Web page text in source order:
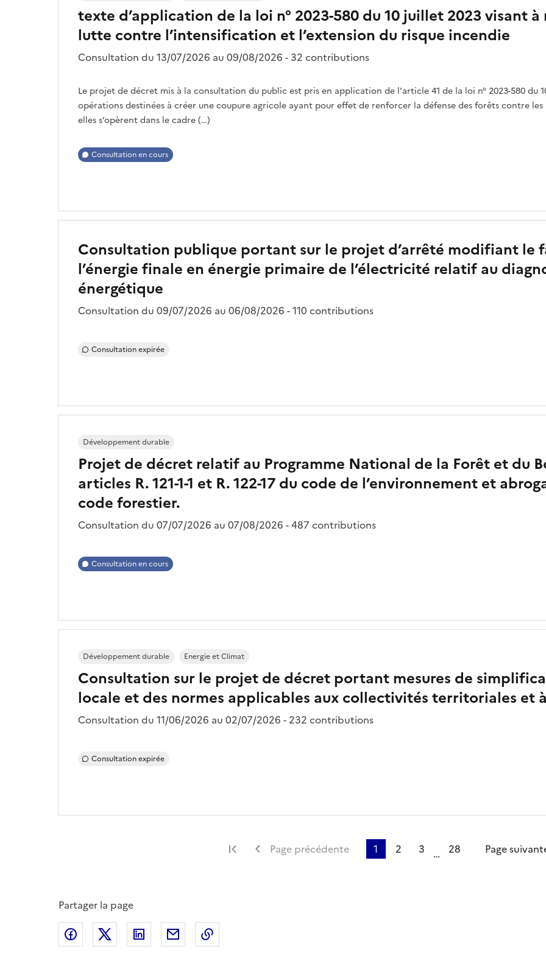
texte d’application de la loi n° 2023-580 du 10 juillet 2023 visant
lutte contre l’intensification et l’extension du risque incendie
Consultation du 13/07/2026 au 09/08/2026 - 32 contributions
Le projet de décret mis à la consultation du public est pris en application de l'article 41 de la loi n° 2023-580 du
opérations destinées à créer une coupure agricole ayant pour effet de renforcer la défense des forêts contre
elles s’opèrent dans le cadre (…)
Consultation en cours
Consultation publique portant sur le projet d’arrêté modifiant le
l’énergie finale en énergie primaire de l’électricité relatif au
énergétique
Consultation du 09/07/2026 au 06/08/2026 - 110 contributions
Consultation expirée
Projet de décret relatif au Programme National de la Forêt et du
articles R. 121-1-1 et R. 122-17 du code de l’environnement et
code forestier.
Consultation du 07/07/2026 au 07/08/2026 - 487 contributions
Développement durable
Consultation en cours
Consultation sur le projet de décret portant mesures de
locale et des normes applicables aux collectivités territoriales et
Consultation du 11/06/2026 au 02/07/2026 - 232 contributions
Développement durable Energie et Climat
Consultation expirée
Première page
Page précédente 1 2 3 … 28 Page
Partager la page
Partager sur Facebook
Partager sur XPartager sur LinkedIn
Partager par email